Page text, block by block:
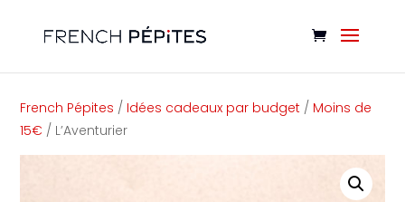
French Pépites / Idées cadeaux par budget / Moins de
15€ / L’Aventurier